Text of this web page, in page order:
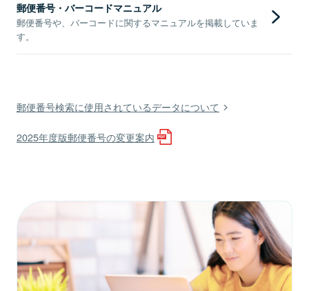
郵便番号・バーコードマニュアル
郵便番号や、バーコードに関するマニュアルを掲載していま
す。
郵便番号検索に使用されているデータについて
2025年度版郵便番号の変更案内